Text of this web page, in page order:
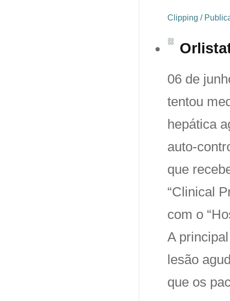
Clipping /
06 de
tentou
hepática
auto-
que
“Clinical
com o
A
lesão
que os